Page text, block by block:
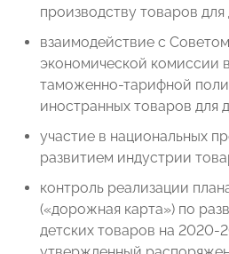
производству товаров для
взаимодействие с
экономической комиссии
таможенно-тарифной
иностранных товаров для
участие в национальных
развитием индустрии
контроль реализации
(«дорожная карта») по
детских товаров на 2020-